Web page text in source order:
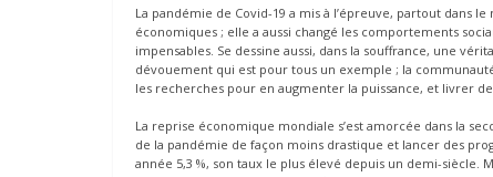
La pandémie de Covid-19 a mis à l’épreuve, partout dans
économiques ; elle a aussi changé les comportements
impensables. Se dessine aussi, dans la souffrance, une
dévouement qui est pour tous un exemple ; la
les recherches pour en augmenter la puissance, et livrer
La reprise économique mondiale s’est amorcée dans la
de la pandémie de façon moins drastique et lancer des
année 5,3 %, son taux le plus élevé depuis un demi-siècle.